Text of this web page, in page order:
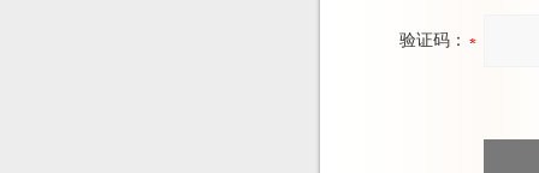
验证码：